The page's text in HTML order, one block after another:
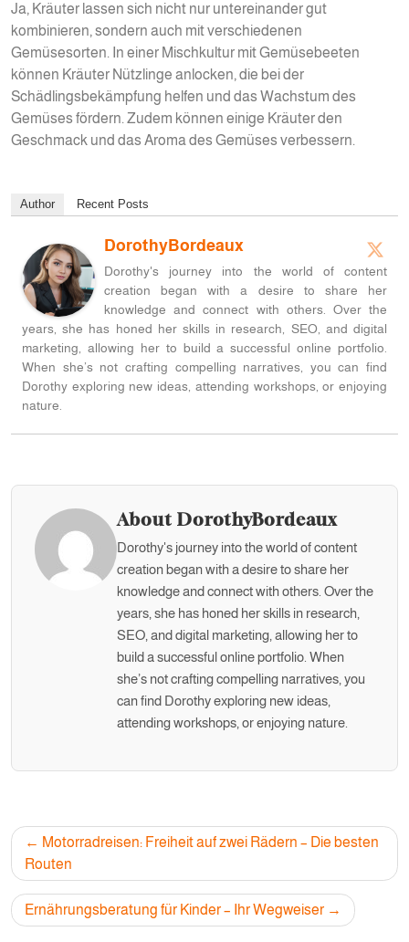
Ja, Kräuter lassen sich nicht nur untereinander gut
kombinieren, sondern auch mit verschiedenen
Gemüsesorten. In einer Mischkultur mit Gemüsebeeten
können Kräuter Nützlinge anlocken, die bei der
Schädlingsbekämpfung helfen und das Wachstum des
Gemüses fördern. Zudem können einige Kräuter den
Geschmack und das Aroma des Gemüses verbessern.
Author Recent Posts
DorothyBordeaux
Dorothy's journey into the world of content
creation began with a desire to share her
knowledge and connect with others. Over the
years, she has honed her skills in research, SEO, and digital
marketing, allowing her to build a successful online portfolio.
When she’s not crafting compelling narratives, you can find
Dorothy exploring new ideas, attending workshops, or enjoying
nature.
About DorothyBordeaux
Dorothy's journey into the world of content
creation began with a desire to share her
knowledge and connect with others. Over the
years, she has honed her skills in research,
SEO, and digital marketing, allowing her to
build a successful online portfolio. When
she’s not crafting compelling narratives, you
can find Dorothy exploring new ideas,
attending workshops, or enjoying nature.
Post
navigation
Motorradreisen: Freiheit auf zwei Rädern – Die besten
Routen
Ernährungsberatung für Kinder – Ihr Wegweiser